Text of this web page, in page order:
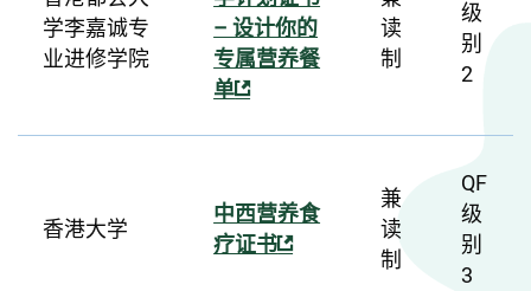
学李嘉诚专
业进修学院
– 设计你的
专属营养餐
单
读
制
级
别
2
香港大学
中西营养食
疗证书
兼
读
制
QF
级
别
3